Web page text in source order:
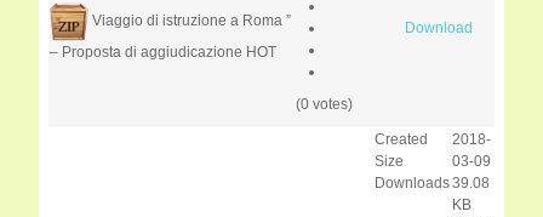
Viaggio di istruzione a Roma ”
– Proposta di aggiudicazione HOT
(0 votes)
Download
Created
Size
Downloads
2018-
03-09
39.08
KB